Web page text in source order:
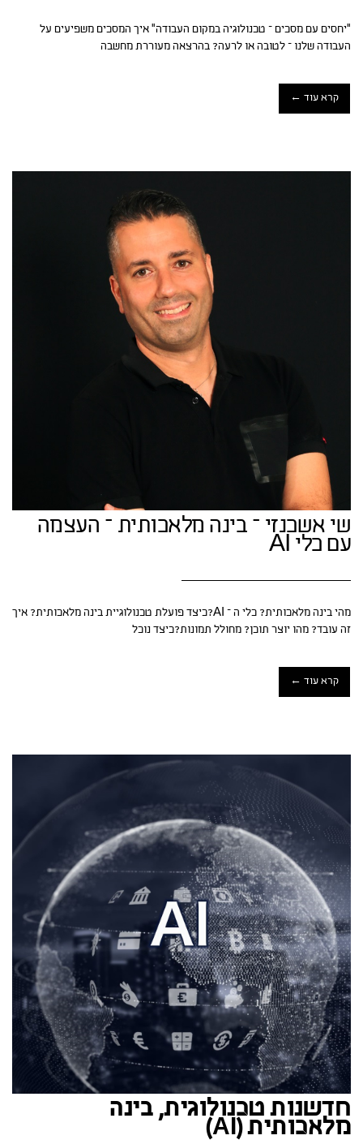
"יחסים עם מסכים – טכנולוגיה במקום העבודה" איך המסכים משפיעים על
העבודה שלנו – לטובה או לרעה? בהרצאה מעוררת מחשבה
קרא עוד ←
שי אשכנזי – בינה מלאכותית – העצמה
עם כלי AI
מהי בינה מלאכותית? כלי ה – AI?כיצד פועלת טכנולוגיית בינה מלאכותית? איך
זה עובד? מהו יוצר תוכן? מחולל תמונות?כיצד נוכל
קרא עוד ←
חדשנות טכנולוגית, בינה
מלאכותית (AI)